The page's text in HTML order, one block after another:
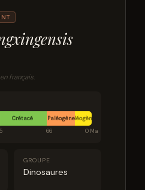
français.
Crétacé PaléogèneNéogène
66 0 Ma
GROUPE
Dinosaures